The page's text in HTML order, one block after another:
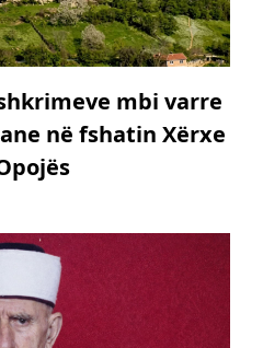
mbi varre
në fshatin Xërxe